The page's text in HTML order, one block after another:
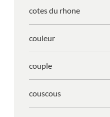
cotes du rhone
couleur
couple
couscous